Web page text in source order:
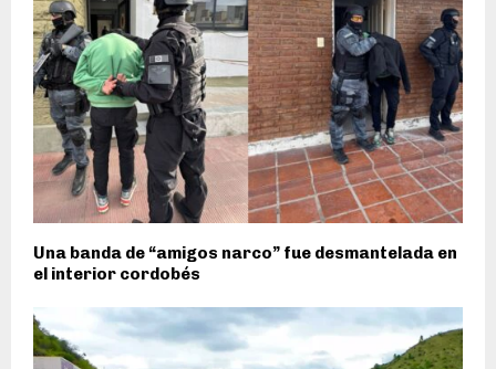
Una banda de “amigos narco” fue desmantelada en
el interior cordobés